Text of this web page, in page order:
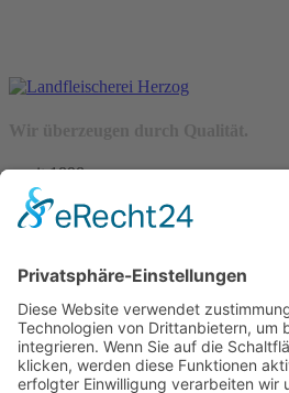
– seit 1898 –
Wir freuen uns auf Sie:
Landfleischerei & Catering Karl Herzog
Leutersdorfer Str. 6
02794 Spitzkunnersdorf